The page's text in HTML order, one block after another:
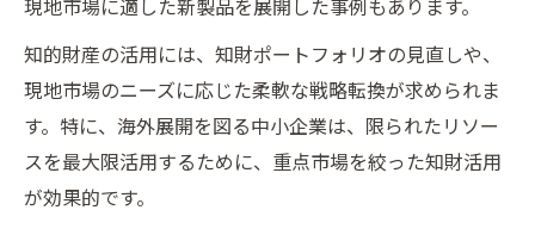
現地市場に適した新製品を展開した事例もあります。
知的財産の活用には、知財ポートフォリオの見直しや、
現地市場のニーズに応じた柔軟な戦略転換が求められま
す。特に、海外展開を図る中小企業は、限られたリソー
スを最大限活用するために、重点市場を絞った知財活用
が効果的です。